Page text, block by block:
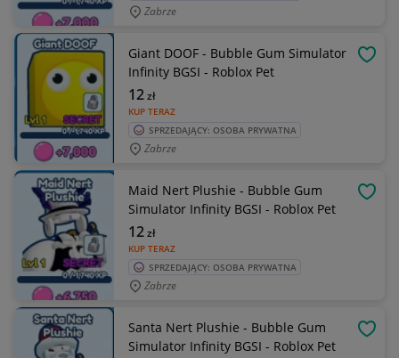
Zabrze
Giant DOOF - Bubble Gum Simulator
Infinity BGSI - Roblox Pet
KUP TERAZ
12zł
SPRZEDAJĄCY: OSOBA PRYWATNA
Zabrze
Maid Nert Plushie - Bubble Gum
Simulator Infinity BGSI - Roblox Pet
KUP TERAZ
12zł
SPRZEDAJĄCY: OSOBA PRYWATNA
Zabrze
Santa Nert Plushie - Bubble Gum
Simulator Infinity BGSI - Roblox Pet